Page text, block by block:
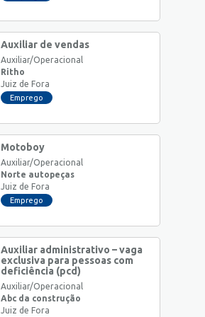
Auxiliar de vendas
Auxiliar/Operacional
Ritho
Juiz de Fora
Emprego
Motoboy
Auxiliar/Operacional
Norte autopeças
Juiz de Fora
Emprego
Auxiliar administrativo – vaga
exclusiva para pessoas com
deficiência (pcd)
Auxiliar/Operacional
Abc da construção
Juiz de Fora